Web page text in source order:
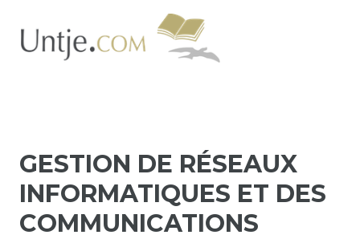
GESTION DE RÉSEAUX
INFORMATIQUES ET DES
COMMUNICATIONS